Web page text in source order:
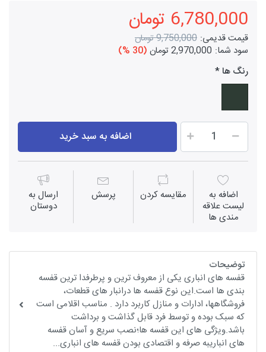
6,780,000 تومان
قیمت قدیمی: 9,750,000 تومان
سود شما: 2,970,000 تومان
(30 %)
رنگ ها
اضافه به سبد خرید
اضافه به
لیست علاقه
مندی ها
مقايسه كردن پرسش ارسال به
دوستان
توضیحات
قفسه های انباری یکی از معروف ترین و پرطرفدا ترین قفسه
بندی ها است.این نوع قفسه ها درانبار های قطعات،
فروشگاهها، ادارات و منازل کاربرد دارد . مناسب اقلامی است
که سبک بوده و توسط فرد قابل گذاشت و برداشت
باشد.ویژگی های این قفسه ها؛نصب سریع و آسان قفسه
های انباریبه صرفه و اقتصادی بودن قفسه های انباری...